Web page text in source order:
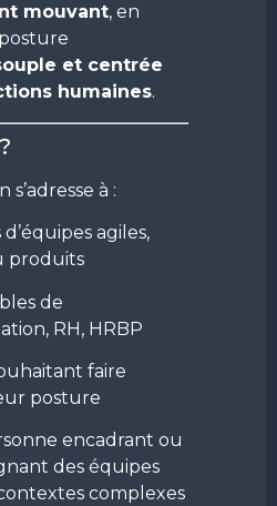
mouvant, en
et centrée
humaines.
à :
agiles,
produits
de
RH, HRBP
faire
posture
encadrant ou
des équipes
complexes